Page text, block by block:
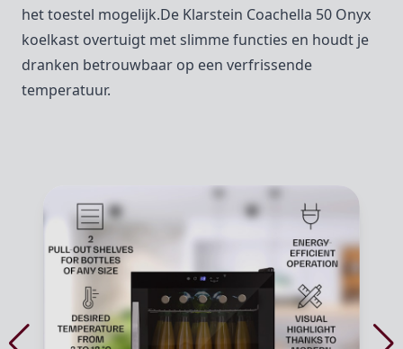
het toestel mogelijk.De Klarstein Coachella 50 Onyx
koelkast overtuigt met slimme functies en houdt je
dranken betrouwbaar op een verfrissende
temperatuur.